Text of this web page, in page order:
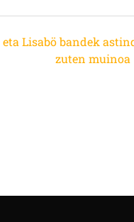
eta Lisabö bandek
zuten muinoa